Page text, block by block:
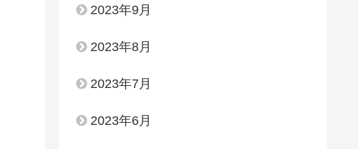
2023年9月
2023年8月
2023年7月
2023年6月